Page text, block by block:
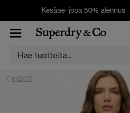
Kesäae- jopa 50% alennus -
MEKOT